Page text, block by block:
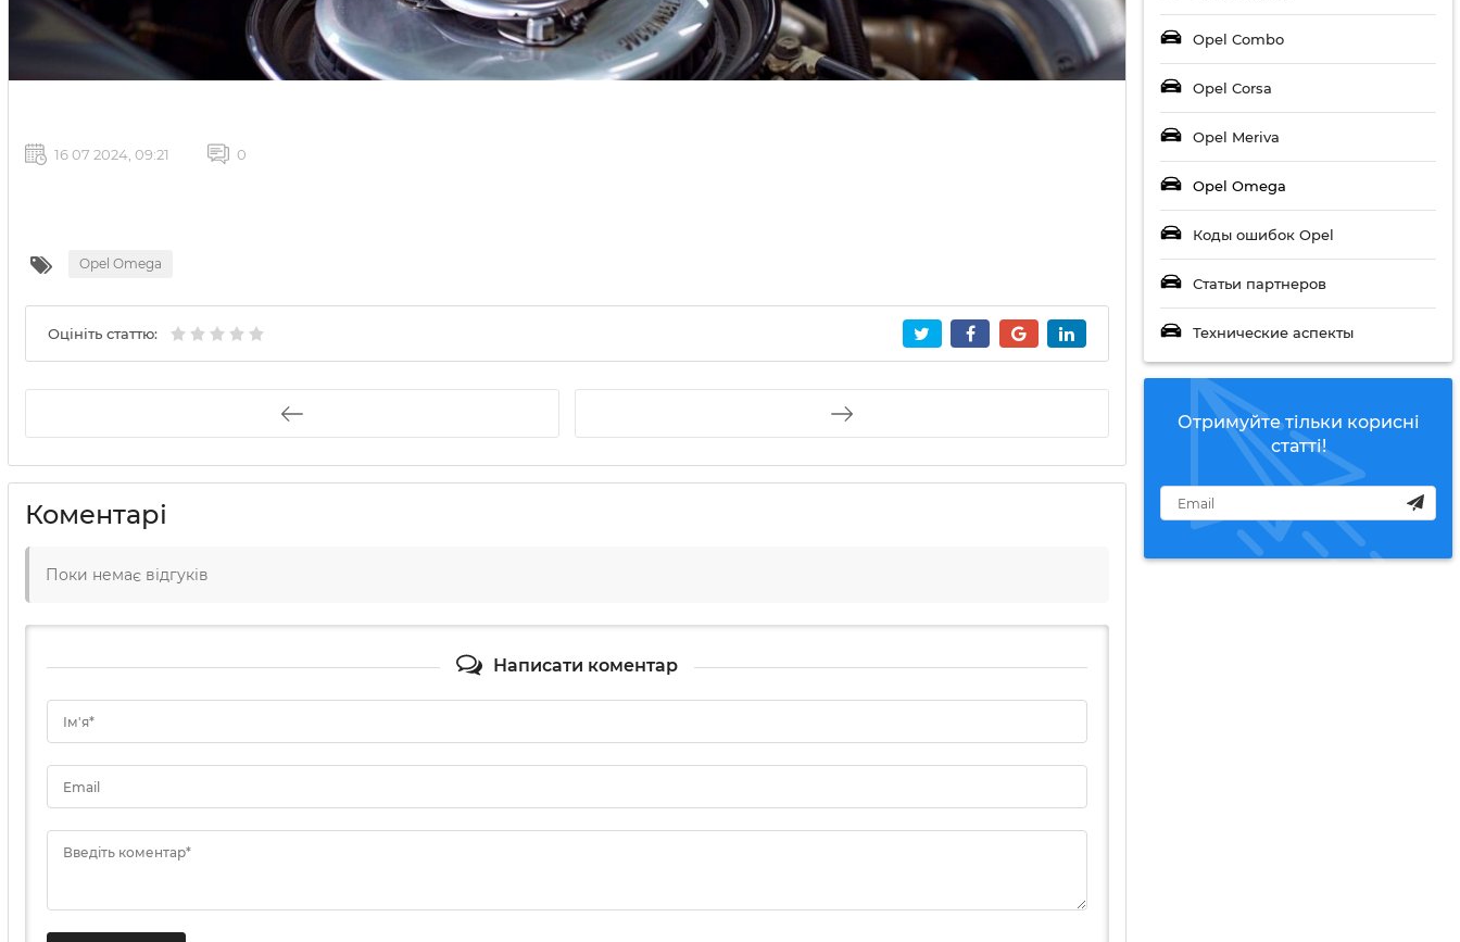
Opel Combo
Opel Corsa
Opel Meriva
Opel Omega
Коды ошибок Opel
Статьи партнеров
Технические аспекты
Отримуйте тільки корисні
статті!
16 07 2024, 09:21 0
Opel Omega
Оцініть статтю:
Коментарі
Поки немає відгуків
Написати коментар
Ім'я*
Email
Введіть коментар*